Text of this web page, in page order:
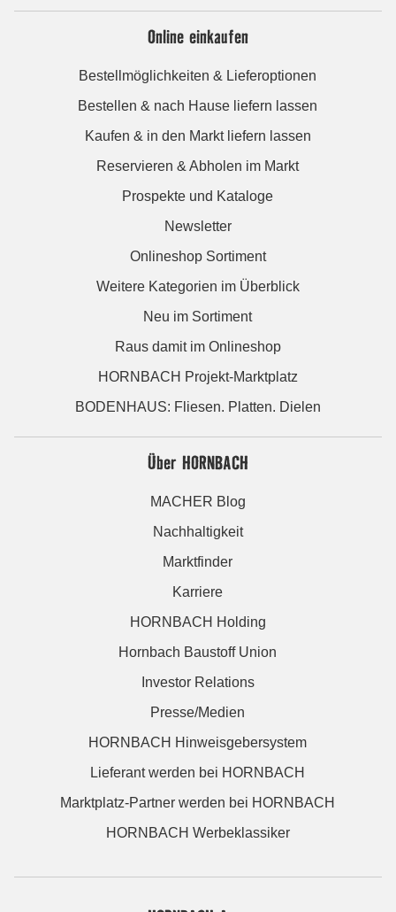
Online einkaufen
Bestellmöglichkeiten & Lieferoptionen
Bestellen & nach Hause liefern lassen
Kaufen & in den Markt liefern lassen
Reservieren & Abholen im Markt
Prospekte und Kataloge
Newsletter
Onlineshop Sortiment
Weitere Kategorien im Überblick
Neu im Sortiment
Raus damit im Onlineshop
HORNBACH Projekt-Marktplatz
BODENHAUS: Fliesen. Platten. Dielen
Über HORNBACH
MACHER Blog
Nachhaltigkeit
Marktfinder
Karriere
HORNBACH Holding
Hornbach Baustoff Union
Investor Relations
Presse/Medien
HORNBACH Hinweisgebersystem
Lieferant werden bei HORNBACH
Marktplatz-Partner werden bei HORNBACH
HORNBACH Werbeklassiker